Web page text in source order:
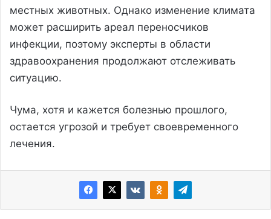
местных животных. Однако изменение климата
может расширить ареал переносчиков
инфекции, поэтому эксперты в области
здравоохранения продолжают отслеживать
ситуацию.
Чума, хотя и кажется болезнью прошлого,
остается угрозой и требует своевременного
лечения.